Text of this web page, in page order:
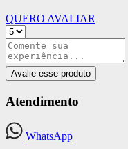
QUERO AVALIAR
Avalie esse produto
Atendimento
WhatsApp